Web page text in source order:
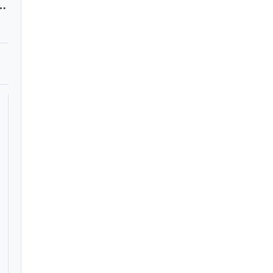
al actual gobernador de La Guajira